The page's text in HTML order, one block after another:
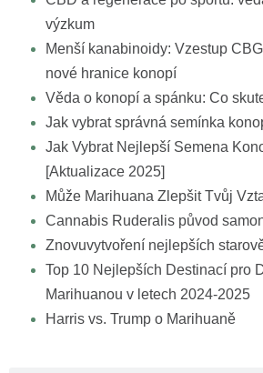
výzkum
Menší kanabinoidy: Vzestup
nové hranice konopí
Věda o konopí a spánku: Co
Jak vybrat správná semínka
Jak Vybrat Nejlepší Semena
[Aktualizace 2025]
Může Marihuana Zlepšit Tvůj
Cannabis Ruderalis původ
Znovuvytvoření nejlepších
Top 10 Nejlepších Destinací pro
Marihuanou v letech 2024-2025
Harris vs. Trump o Marihuaně